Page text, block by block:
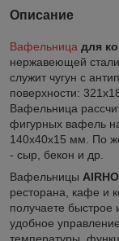
Описание
Вафельница для
нержавеющей
служит чугун с
поверхности:
Вафельница
фигурных вафель
140х40х15 мм. По
- сыр, бекон и др.
Вафельницы
ресторана, кафе и
получаете быстрое
удобное
температуры,